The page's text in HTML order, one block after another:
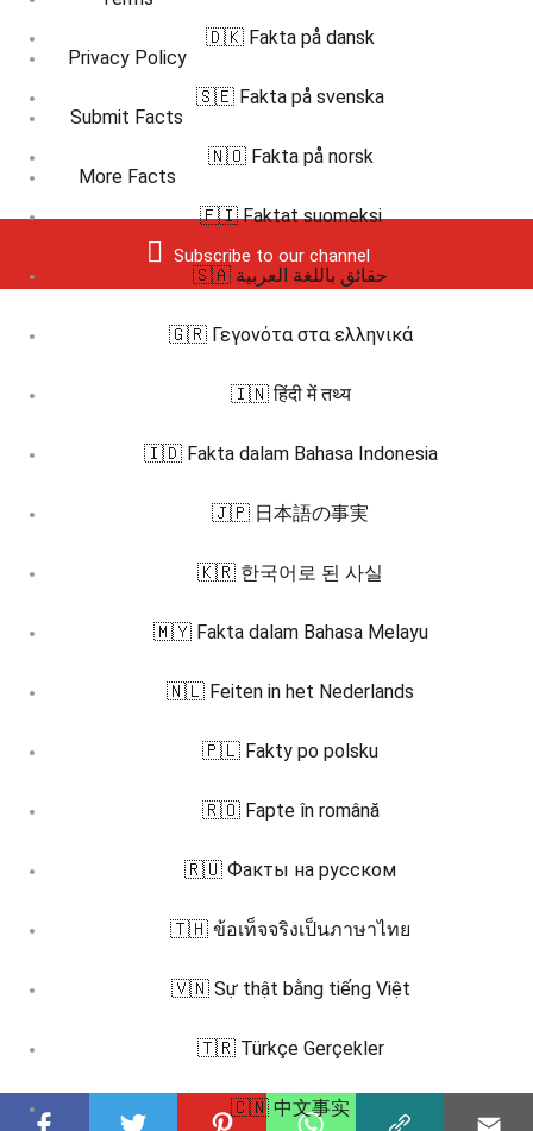
Privacy Policy
Submit Facts
More Facts
Subscribe to our channel
🇩🇰 Fakta på dansk
🇸🇪 Fakta på svenska
🇳🇴 Fakta på norsk
🇫🇮 Faktat suomeksi
🇸🇦 حقائق باللغة العربية
🇬🇷 Γεγονότα στα ελληνικά
🇮🇳 हिंदी में तथ्य
🇮🇩 Fakta dalam Bahasa Indonesia
🇯🇵 日本語の事実
🇰🇷 한국어로 된 사실
🇲🇾 Fakta dalam Bahasa Melayu
🇳🇱 Feiten in het Nederlands
🇵🇱 Fakty po polsku
🇷🇴 Fapte în română
🇷🇺 Факты на русском
🇹🇭 ข้อเท็จจริงเป็นภาษาไทย
🇻🇳 Sự thật bằng tiếng Việt
🇹🇷 Türkçe Gerçekler
🇨🇳 中文事实